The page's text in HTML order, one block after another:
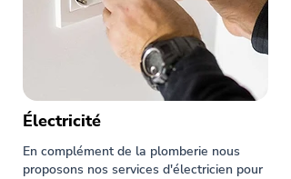
Électricité
En complément de la plomberie nous
proposons nos services d'électricien pour